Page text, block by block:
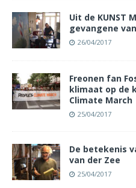
Uit de KUNST
gevangene
26/04/2017
Freonen fan
klimaat op de
Climate March
25/04/2017
De betekenis
van der Zee
25/04/2017